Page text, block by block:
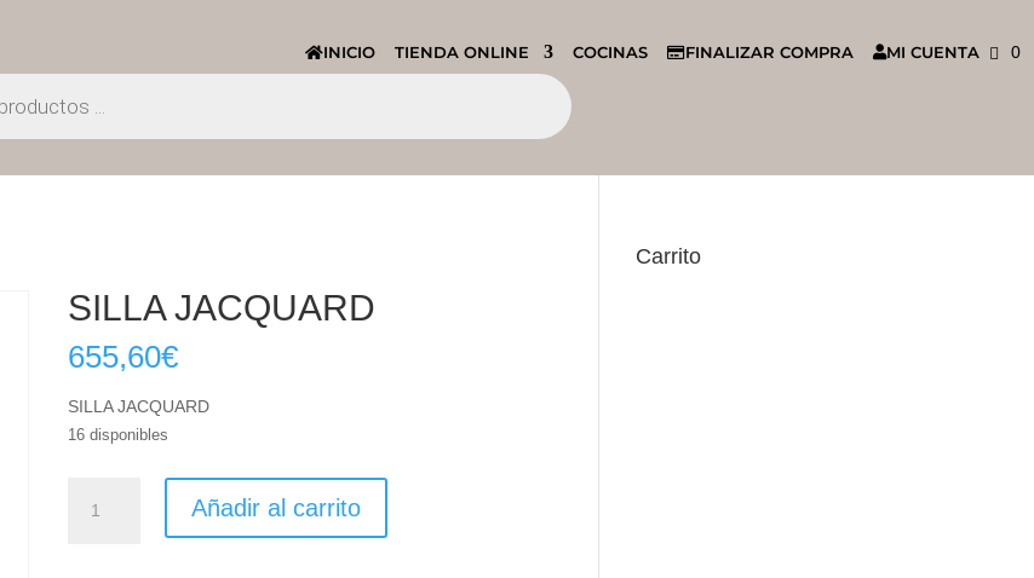
INICIO TIENDA ONLINE COCINAS FINALIZAR COMPRA MI CUENTA
0
SILLA JACQUARD
655,60€
SILLA JACQUARD
16 disponibles
JACQUARD
Añadir al carrito
Carrito